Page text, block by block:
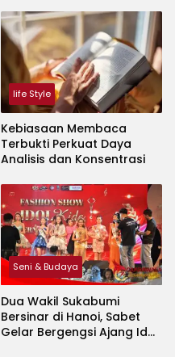
life Style
Kebiasaan Membaca
Terbukti Perkuat Daya
Analisis dan Konsentrasi
Seni & Budaya
Dua Wakil Sukabumi
Bersinar di Hanoi, Sabet
Gelar Bergengsi Ajang Idol